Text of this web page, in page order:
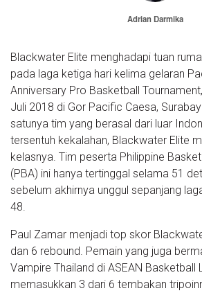
Adrian Darmika
Blackwater Elite menghadapi tuan
pada laga ketiga hari kelima gelaran
Anniversary Pro Basketball
Juli 2018 di Gor Pacific Caesa,
satunya tim yang berasal dari luar
tersentuh kekalahan, Blackwater Elite
kelasnya. Tim peserta Philippine
(PBA) ini hanya tertinggal selama 51
sebelum akhirnya unggul sepanjang
48.
Paul Zamar menjadi top skor
dan 6 rebound. Pemain yang juga
Vampire Thailand di ASEAN Basketball
memasukkan 3 dari 6 tembakan